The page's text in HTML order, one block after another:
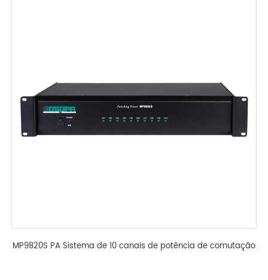
MP9820S PA Sistema de 10 canais de potência de comutação